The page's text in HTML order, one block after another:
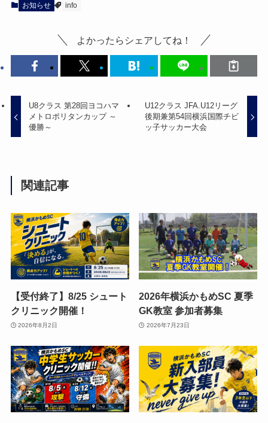
お知らせ info
よかったらシェアしてね！
U8クラス 第28回ヨコハマ
メトロポリタンカップ ～
優勝～
U12クラス JFA.U12リーグ
後期兼第54回横浜国際チビ
ッ子サッカー大会
関連記事
【受付終了】8/25 シュート
クリニック開催！
2026年8月2日
2026年横浜かもめSC 夏季
GK教室 参加者募集
2026年7月23日